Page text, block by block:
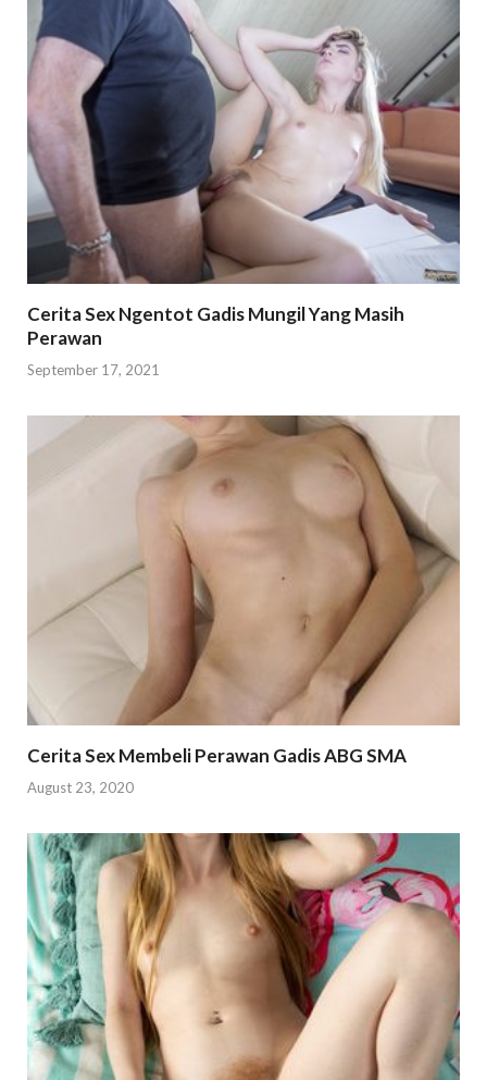
Cerita Sex Ngentot Gadis Mungil Yang Masih
Perawan
September 17, 2021
Cerita Sex Membeli Perawan Gadis ABG SMA
August 23, 2020